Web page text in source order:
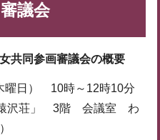
議会
共同参画審議会の概要
曜日） 10時～12時10分
猿沢荘」 3階 会議室 わ